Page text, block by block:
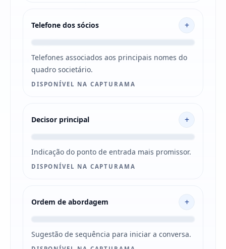
Telefone dos sócios +
Telefones associados aos principais nomes do
quadro societário.
DISPONÍVEL NA CAPTURAMA
Decisor principal +
Indicação do ponto de entrada mais promissor.
DISPONÍVEL NA CAPTURAMA
Ordem de abordagem +
Sugestão de sequência para iniciar a conversa.